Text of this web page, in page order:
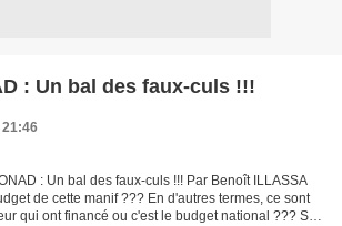
: Un bal des faux-culs !!!
21:46
: Un bal des faux-culs !!! Par Benoît ILLASSA
de cette manif ??? En d'autres termes, ce sont
qui ont financé ou c'est le budget national ??? Si